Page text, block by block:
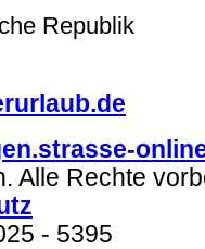
Republik
Alle Rechte
- 5395